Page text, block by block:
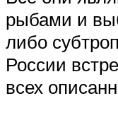
рыбами и
либо
России
всех